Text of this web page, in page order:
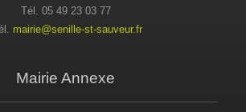
Tél. 05 49 23 03 77
mairie@senille-st-sauveur.fr
Mairie Annexe